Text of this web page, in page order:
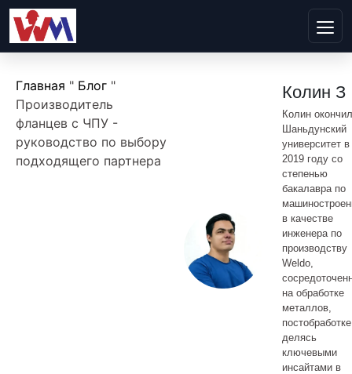
Главная " Блог "
Производитель
фланцев с ЧПУ -
руководство по выбору
подходящего партнера
Колин З
Колин окончил
Шаньдунский
университет в
2019 году со
степенью
бакалавра по
в качестве
инженера по
производству
Weldo,
на обработке
металлов,
делясь
ключевыми
инсайтами в